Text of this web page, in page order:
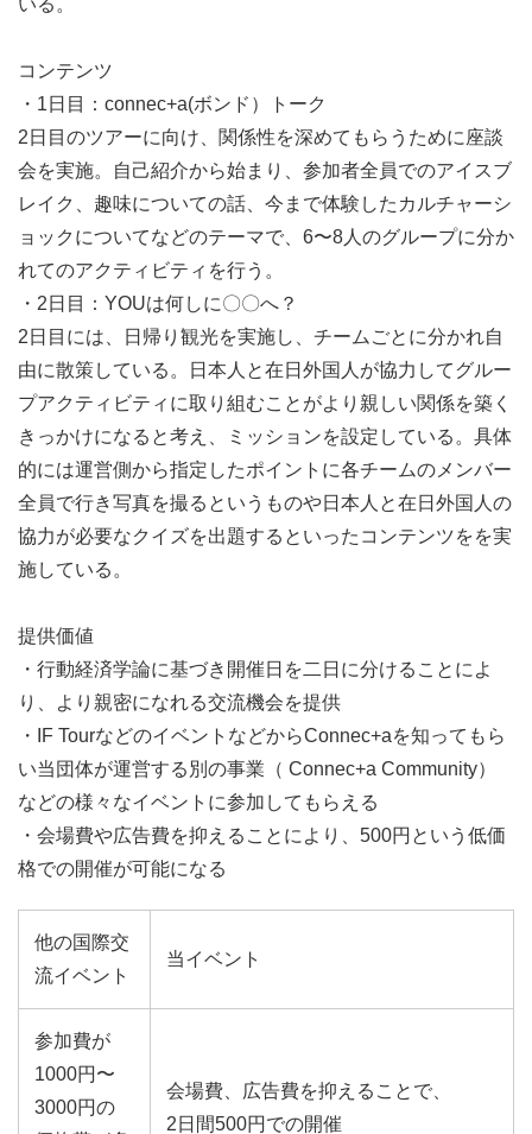
いる。
コンテンツ
・1日目：connec+a(ボンド）トーク
2日目のツアーに向け、関係性を深めてもらうために座談
会を実施。自己紹介から始まり、参加者全員でのアイスブ
レイク、趣味についての話、今まで体験したカルチャーシ
ョックについてなどのテーマで、6〜8人のグループに分か
れてのアクティビティを行う。
・2日目：YOUは何しに〇〇へ？
2日目には、日帰り観光を実施し、チームごとに分かれ自
由に散策している。日本人と在日外国人が協力してグルー
プアクティビティに取り組むことがより親しい関係を築く
きっかけになると考え、ミッションを設定している。具体
的には運営側から指定したポイントに各チームのメンバー
全員で行き写真を撮るというものや日本人と在日外国人の
協力が必要なクイズを出題するといったコンテンツをを実
施している。
提供価値
・行動経済学論に基づき開催日を二日に分けることによ
り、より親密になれる交流機会を提供
・IF TourなどのイベントなどからConnec+aを知ってもら
い当団体が運営する別の事業（ Connec+a Community）
などの様々なイベントに参加してもらえる
・会場費や広告費を抑えることにより、500円という低価
格での開催が可能になる
他の国際交
流イベント
当イベント
参加費が
1000円〜
3000円の
会場費、広告費を抑えることで、
2日間500円での開催